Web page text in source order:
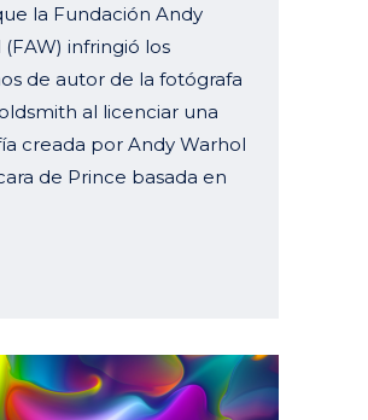
la Fundación Andy
infringió los
de autor de la fotógrafa
al licenciar una
creada por Andy Warhol
de Prince basada en